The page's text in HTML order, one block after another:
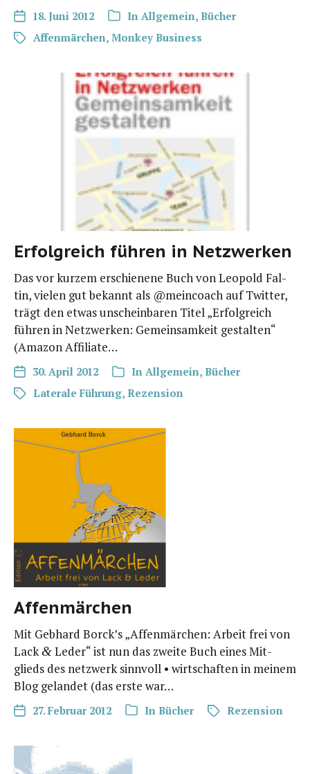
18. Juni 2012 In Allgemein, Bücher
Affenmärchen, Monkey Business
Erfolgreich führen in Netzwerken
Das vor kur­zem erschie­ne­ne Buch von Leo­pold Fal­
tin, vie­len gut bekannt als @meincoach auf Twit­ter,
trägt den etwas unschein­ba­ren Titel „Erfolg­reich
füh­ren in Netz­wer­ken: Gemein­sam­keit gestal­ten“
(Ama­zon Affiliate…
30. April 2012 In Allgemein, Bücher
Laterale Führung, Rezension
Affenmärchen
Mit Geb­hard Borck’s „Affen­mär­chen: Arbeit frei von
Lack&Leder“ ist nun das zwei­te Buch eines Mit­
glieds des netz­werk sinn­voll • wirt­schaf­ten in mei­nem
Blog gelan­det (das ers­te war…
27. Februar 2012 In Bücher Rezension